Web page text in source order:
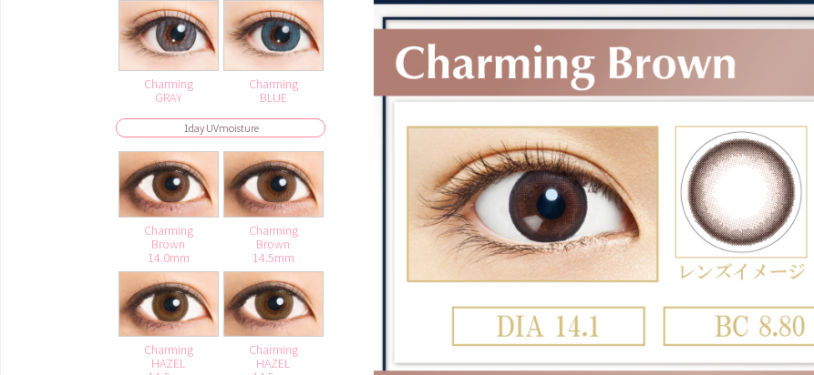
Charming
GRAY
Charming
BLUE
1day UVmoisture
Charming
Brown
14.0mm
Charming
Brown
14.5mm
Charming
HAZEL
Charming
HAZEL